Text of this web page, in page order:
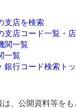
支店を検索
支店コード一覧・
関一覧
一覧
銀行コード検索ト
、公開資料等を